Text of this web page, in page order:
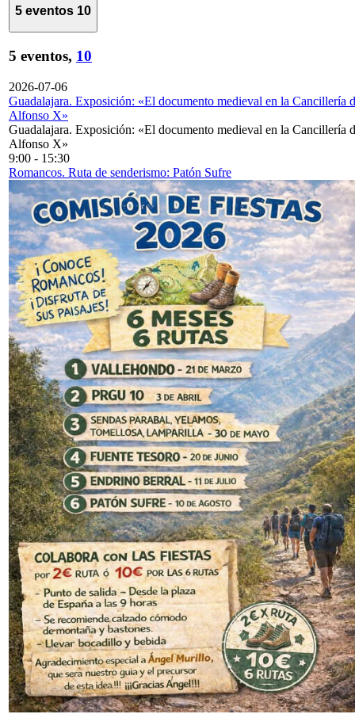
5 eventos 10
5 eventos, 10
2026-07-06
Guadalajara. Exposición: «El documento medieval en la Cancillería
Alfonso X»
Guadalajara. Exposición: «El documento medieval en la Cancillería
Alfonso X»
9:00 - 15:30
Romancos. Ruta de senderismo: Patón Sufre